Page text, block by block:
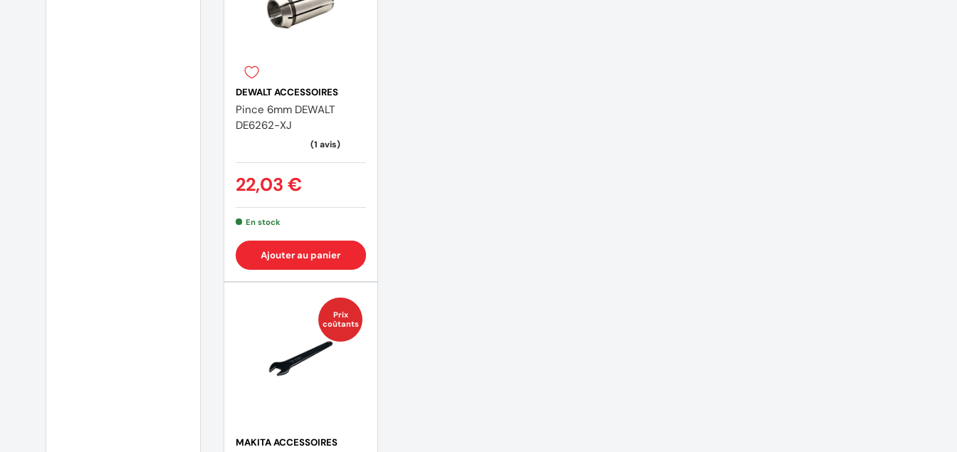
DEWALT ACCESSOIRES
Pince 6mm DEWALT
DE6262-XJ
22,03 €
En stock
Ajouter au panier
Prix
coûtants
MAKITA ACCESSOIRES